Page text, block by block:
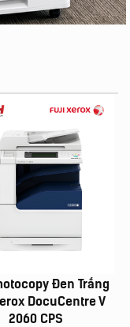
Đen Trắng
DocuCentre V
2060 CPS